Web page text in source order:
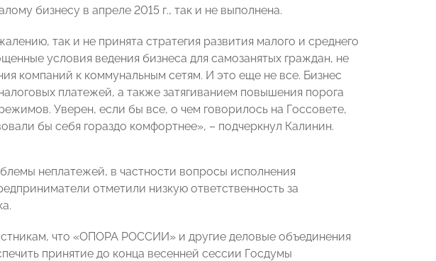
бизнесу в апреле 2015 г., так и не выполнена.
так и не принята стратегия развития малого и среднего
условия ведения бизнеса для самозанятых граждан, не
компаний к коммунальным сетям. И это еще не все. Бизнес
платежей, а также затягиванием повышения порога
Уверен, если бы все, о чем говорилось на Госсовете,
бы себя гораздо комфортнее», – подчеркнул Калинин.
неплатежей, в частности вопросы исполнения
отметили низкую ответственность за
что «ОПОРА РОССИИ» и другие деловые объединения
принятие до конца весенней сессии Госдумы